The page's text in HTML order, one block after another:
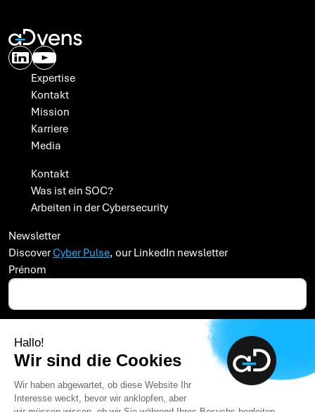
Hallo!
Wir sind die Cookies
Wir haben abgewartet, ob diese Website Ihr
Interesse weckt, bevor wir anklopfen, aber
Expertise
Kontakt
Mission
Karriere
Media
Kontakt
Was ist ein SOC?
Arbeiten in der Cybersecurity
Newsletter
DiscoverCyber Pulse, our LinkedIn newsletter
Prénom
Advens processes your data to manage customer and prospect data. To find out
more about the management of your personal data and to exercise your rights,
refer to our
Privacy Policy .
I accept that Advens also sends me communications related to its activities
and the events it organizes.